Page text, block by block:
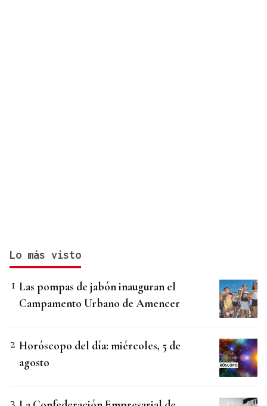
Lo más visto
Las pompas de jabón inauguran el
Campamento Urbano de Amencer
Horóscopo del día: miércoles, 5 de
agosto